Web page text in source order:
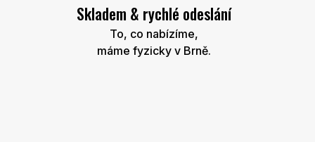
Skladem & rychlé odeslání
To, co nabízíme,
máme fyzicky v Brně.